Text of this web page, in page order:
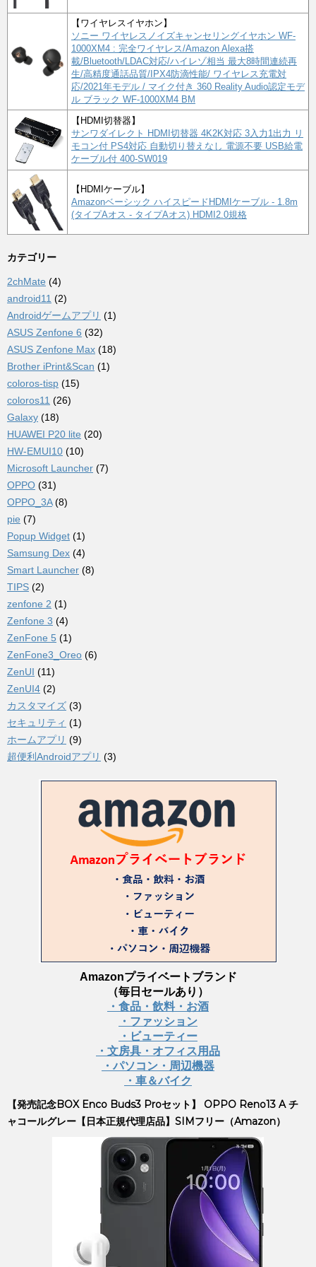
【ワイヤレスイヤホン】
ソニー ワイヤレスノイズキャンセリングイヤホン WF-
1000XM4 : 完全ワイヤレス/Amazon Alexa搭
載/Bluetooth/LDAC対応/ハイレゾ相当 最大8時間連続再
生/高精度通話品質/IPX4防滴性能/ ワイヤレス充電対
応/2021年モデル / マイク付き 360 Reality Audio認定モデ
ル ブラック WF-1000XM4 BM
【HDMI切替器】
サンワダイレクト HDMI切替器 4K2K対応 3入力1出力 リ
モコン付 PS4対応 自動切り替えなし 電源不要 USB給電
ケーブル付 400-SW019
【HDMIケーブル】
Amazonベーシック ハイスピードHDMIケーブル - 1.8m
(タイプAオス - タイプAオス) HDMI2.0規格
カテゴリー
2chMate (4)
android11 (2)
Androidゲームアプリ (1)
ASUS Zenfone 6 (32)
ASUS Zenfone Max (18)
Brother iPrint&Scan (1)
coloros-tisp (15)
coloros11 (26)
Galaxy (18)
HUAWEI P20 lite (20)
HW-EMUI10 (10)
Microsoft Launcher (7)
OPPO (31)
OPPO_3A(8)
pie (7)
Popup Widget (1)
Samsung Dex (4)
Smart Launcher (8)
TIPS (2)
zenfone 2 (1)
Zenfone 3 (4)
ZenFone 5 (1)
ZenFone3_Oreo (6)
ZenUI (11)
ZenUI4 (2)
カスタマイズ (3)
セキュリティ (1)
ホームアプリ (9)
超便利Androidアプリ (3)
Amazonプライベートブランド
（毎日セールあり）
・食品・飲料・お酒
・ファッション
・ビューティー
・文房具・オフィス用品
・パソコン・周辺機器
・車＆バイク
【発売記念BOX Enco Buds3 Proセット】 OPPO Reno13 A チ
ャコールグレー【日本正規代理店品】SIMフリー（Amazon）